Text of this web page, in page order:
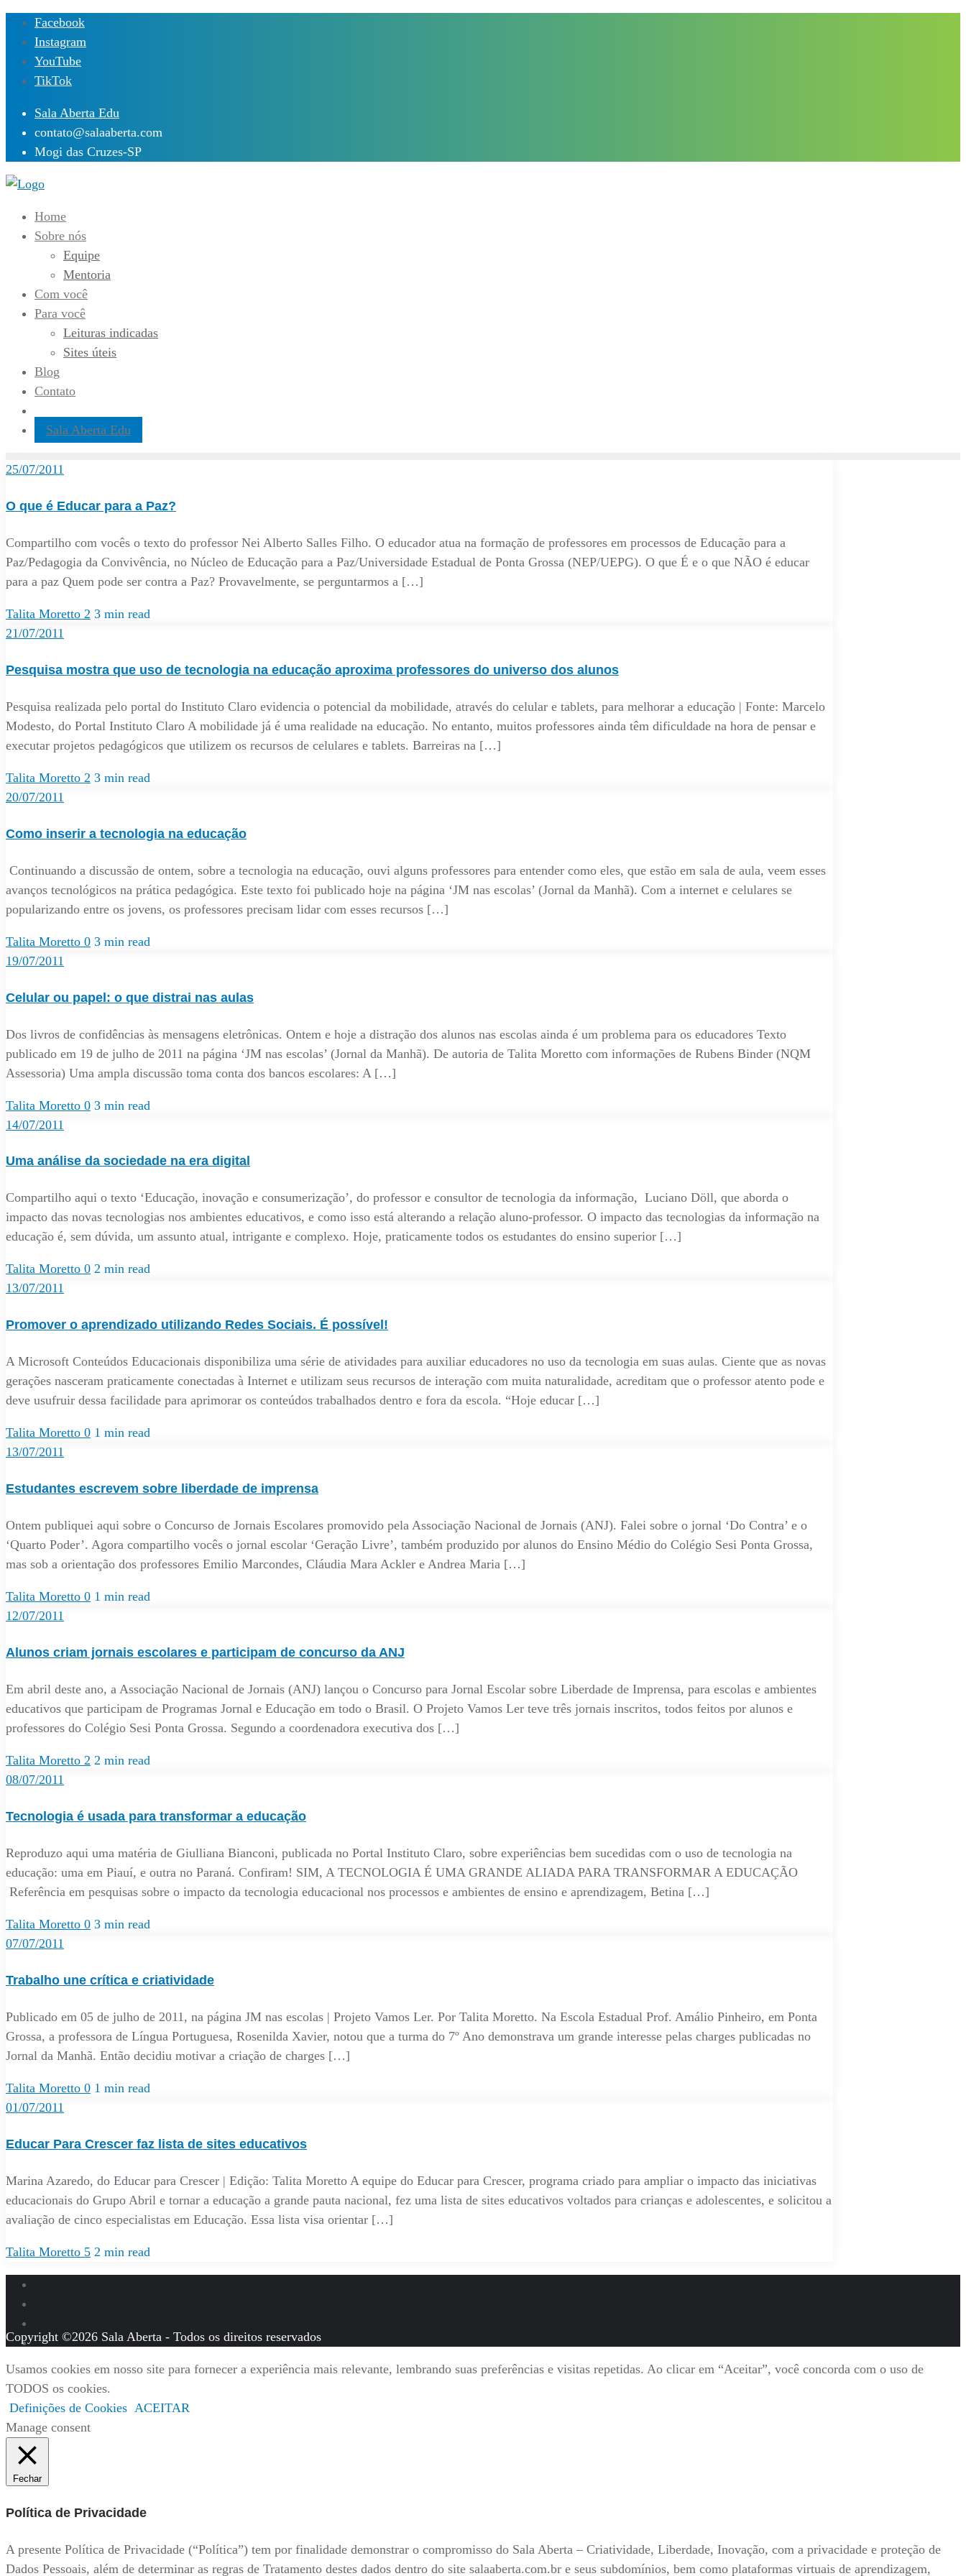
Skip
content
Facebook
Instagram
YouTube
TikTok
Sala Aberta Edu
contato@salaaberta.com
Mogi das Cruzes-SP
Home
Sobre nós
Equipe
Mentoria
Com você
Para você
Leituras indicadas
Sites úteis
Blog
Contato
Sala Aberta Edu
25/07/2011
O que é Educar para a Paz?
Compartilho com vocês o texto do professor Nei Alberto Salles Filho. O educador atua na formação de professores em processos de Educação para a
Paz/Pedagogia da Convivência, no Núcleo de Educação para a Paz/Universidade Estadual de Ponta Grossa (NEP/UEPG). O que É e o que NÃO é educar
para a paz Quem pode ser contra a Paz? Provavelmente, se perguntarmos a […]
Talita Moretto 2 3 min read
21/07/2011
Pesquisa mostra que uso de tecnologia na educação aproxima professores do universo dos alunos
Pesquisa realizada pelo portal do Instituto Claro evidencia o potencial da mobilidade, através do celular e tablets, para melhorar a educação | Fonte: Marcelo
Modesto, do Portal Instituto Claro A mobilidade já é uma realidade na educação. No entanto, muitos professores ainda têm dificuldade na hora de pensar e
executar projetos pedagógicos que utilizem os recursos de celulares e tablets. Barreiras na […]
Talita Moretto 2 3 min read
20/07/2011
Como inserir a tecnologia na educação
Continuando a discussão de ontem, sobre a tecnologia na educação, ouvi alguns professores para entender como eles, que estão em sala de aula, veem esses
avanços tecnológicos na prática pedagógica. Este texto foi publicado hoje na página ‘JM nas escolas’ (Jornal da Manhã). Com a internet e celulares se
popularizando entre os jovens, os professores precisam lidar com esses recursos […]
Talita Moretto 0 3 min read
19/07/2011
Celular ou papel: o que distrai nas aulas
Dos livros de confidências às mensagens eletrônicas. Ontem e hoje a distração dos alunos nas escolas ainda é um problema para os educadores Texto
publicado em 19 de julho de 2011 na página ‘JM nas escolas’ (Jornal da Manhã). De autoria de Talita Moretto com informações de Rubens Binder (NQM
Assessoria) Uma ampla discussão toma conta dos bancos escolares: A […]
Talita Moretto 0 3 min read
14/07/2011
Uma análise da sociedade na era digital
Compartilho aqui o texto ‘Educação, inovação e consumerização’, do professor e consultor de tecnologia da informação, Luciano Döll, que aborda o
impacto das novas tecnologias nos ambientes educativos, e como isso está alterando a relação aluno-professor. O impacto das tecnologias da informação na
educação é, sem dúvida, um assunto atual, intrigante e complexo. Hoje, praticamente todos os estudantes do ensino superior […]
Talita Moretto 0 2 min read
13/07/2011
Promover o aprendizado utilizando Redes Sociais. É possível!
A Microsoft Conteúdos Educacionais disponibiliza uma série de atividades para auxiliar educadores no uso da tecnologia em suas aulas. Ciente que as novas
gerações nasceram praticamente conectadas à Internet e utilizam seus recursos de interação com muita naturalidade, acreditam que o professor atento pode e
deve usufruir dessa facilidade para aprimorar os conteúdos trabalhados dentro e fora da escola. “Hoje educar […]
Talita Moretto 0 1 min read
13/07/2011
Estudantes escrevem sobre liberdade de imprensa
Ontem publiquei aqui sobre o Concurso de Jornais Escolares promovido pela Associação Nacional de Jornais (ANJ). Falei sobre o jornal ‘Do Contra’ e o
‘Quarto Poder’. Agora compartilho vocês o jornal escolar ‘Geração Livre’, também produzido por alunos do Ensino Médio do Colégio Sesi Ponta Grossa,
mas sob a orientação dos professores Emilio Marcondes, Cláudia Mara Ackler e Andrea Maria […]
Talita Moretto 0 1 min read
12/07/2011
Alunos criam jornais escolares e participam de concurso da ANJ
Em abril deste ano, a Associação Nacional de Jornais (ANJ) lançou o Concurso para Jornal Escolar sobre Liberdade de Imprensa, para escolas e ambientes
educativos que participam de Programas Jornal e Educação em todo o Brasil. O Projeto Vamos Ler teve três jornais inscritos, todos feitos por alunos e
professores do Colégio Sesi Ponta Grossa. Segundo a coordenadora executiva dos […]
Talita Moretto 2 2 min read
08/07/2011
Tecnologia é usada para transformar a educação
Reproduzo aqui uma matéria de Giulliana Bianconi, publicada no Portal Instituto Claro, sobre experiências bem sucedidas com o uso de tecnologia na
educação: uma em Piauí, e outra no Paraná. Confiram! SIM, A TECNOLOGIA É UMA GRANDE ALIADA PARA TRANSFORMAR A EDUCAÇÃO
Referência em pesquisas sobre o impacto da tecnologia educacional nos processos e ambientes de ensino e aprendizagem, Betina […]
Talita Moretto 0 3 min read
07/07/2011
Trabalho une crítica e criatividade
Publicado em 05 de julho de 2011, na página JM nas escolas | Projeto Vamos Ler. Por Talita Moretto. Na Escola Estadual Prof. Amálio Pinheiro, em Ponta
Grossa, a professora de Língua Portuguesa, Rosenilda Xavier, notou que a turma do 7º Ano demonstrava um grande interesse pelas charges publicadas no
Jornal da Manhã. Então decidiu motivar a criação de charges […]
Talita Moretto 0 1 min read
01/07/2011
Educar Para Crescer faz lista de sites educativos
Marina Azaredo, do Educar para Crescer | Edição: Talita Moretto A equipe do Educar para Crescer, programa criado para ampliar o impacto das iniciativas
educacionais do Grupo Abril e tornar a educação a grande pauta nacional, fez uma lista de sites educativos voltados para crianças e adolescentes, e solicitou a
avaliação de cinco especialistas em Educação. Essa lista visa orientar […]
Talita Moretto 5 2 min read
Copyright ©2026 Sala Aberta - Todos os direitos reservados
Usamos cookies em nosso site para fornecer a experiência mais relevante, lembrando suas preferências e visitas repetidas. Ao clicar em “Aceitar”, você concorda com o uso de
TODOS os cookies.
Definições de Cookies ACEITAR
Manage consent
Fechar
Política de Privacidade
A presente Política de Privacidade (“Política”) tem por finalidade demonstrar o compromisso do Sala Aberta – Criatividade, Liberdade, Inovação, com a privacidade e proteção de
Dados Pessoais, além de determinar as regras de Tratamento destes dados dentro do site salaaberta.com.br e seus subdomínios, bem como plataformas virtuais de aprendizagem,